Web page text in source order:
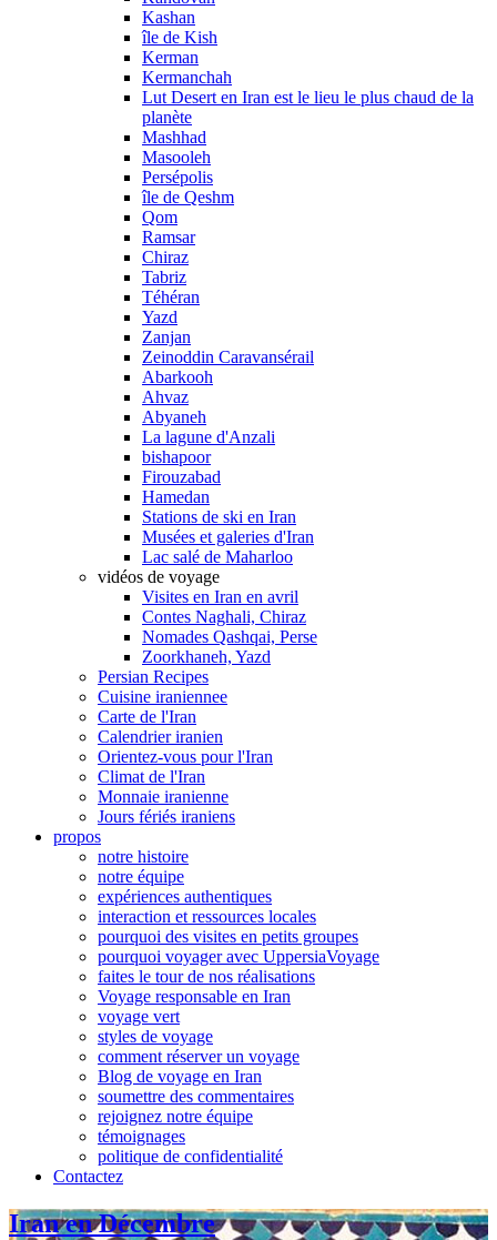
Kashan
île de Kish
Kerman
Kermanchah
Lut Desert en Iran est le lieu le plus chaud de la
planète
Mashhad
Masooleh
Persépolis
île de Qeshm
Qom
Ramsar
Chiraz
Tabriz
Téhéran
Yazd
Zanjan
Zeinoddin Caravansérail
Abarkooh
Ahvaz
Abyaneh
La lagune d'Anzali
bishapoor
Firouzabad
Hamedan
Stations de ski en Iran
Musées et galeries d'Iran
Lac salé de Maharloo
vidéos de voyage
Visites en Iran en avril
Contes Naghali, Chiraz
Nomades Qashqai, Perse
Zoorkhaneh, Yazd
Persian Recipes
Cuisine iraniennee
Carte de l'Iran
Calendrier iranien
Orientez-vous pour l'Iran
Climat de l'Iran
Monnaie iranienne
Jours fériés iraniens
propos
notre histoire
notre équipe
expériences authentiques
interaction et ressources locales
pourquoi des visites en petits groupes
pourquoi voyager avec UppersiaVoyage
faites le tour de nos réalisations
Voyage responsable en Iran
voyage vert
styles de voyage
comment réserver un voyage
Blog de voyage en Iran
soumettre des commentaires
rejoignez notre équipe
témoignages
politique de confidentialité
Contactez
Iran en Décembre